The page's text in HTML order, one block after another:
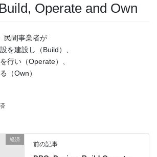
Operate and Own
民間事業者が
を建設し（Build）、
行い（Operate）、
（Own）
経済
前の記事